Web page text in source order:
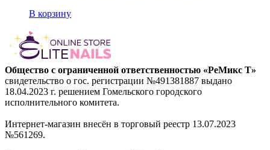
В корзину
Общество с ограниченной ответственностью «РеМикс Т»
свидетельство о гос. регистрации №491381887 выдано
18.04.2023 г. решением Гомельского городского
исполнительного комитета.
Интернет-магазин внесён в торговый реестр 13.07.2023
№561269.